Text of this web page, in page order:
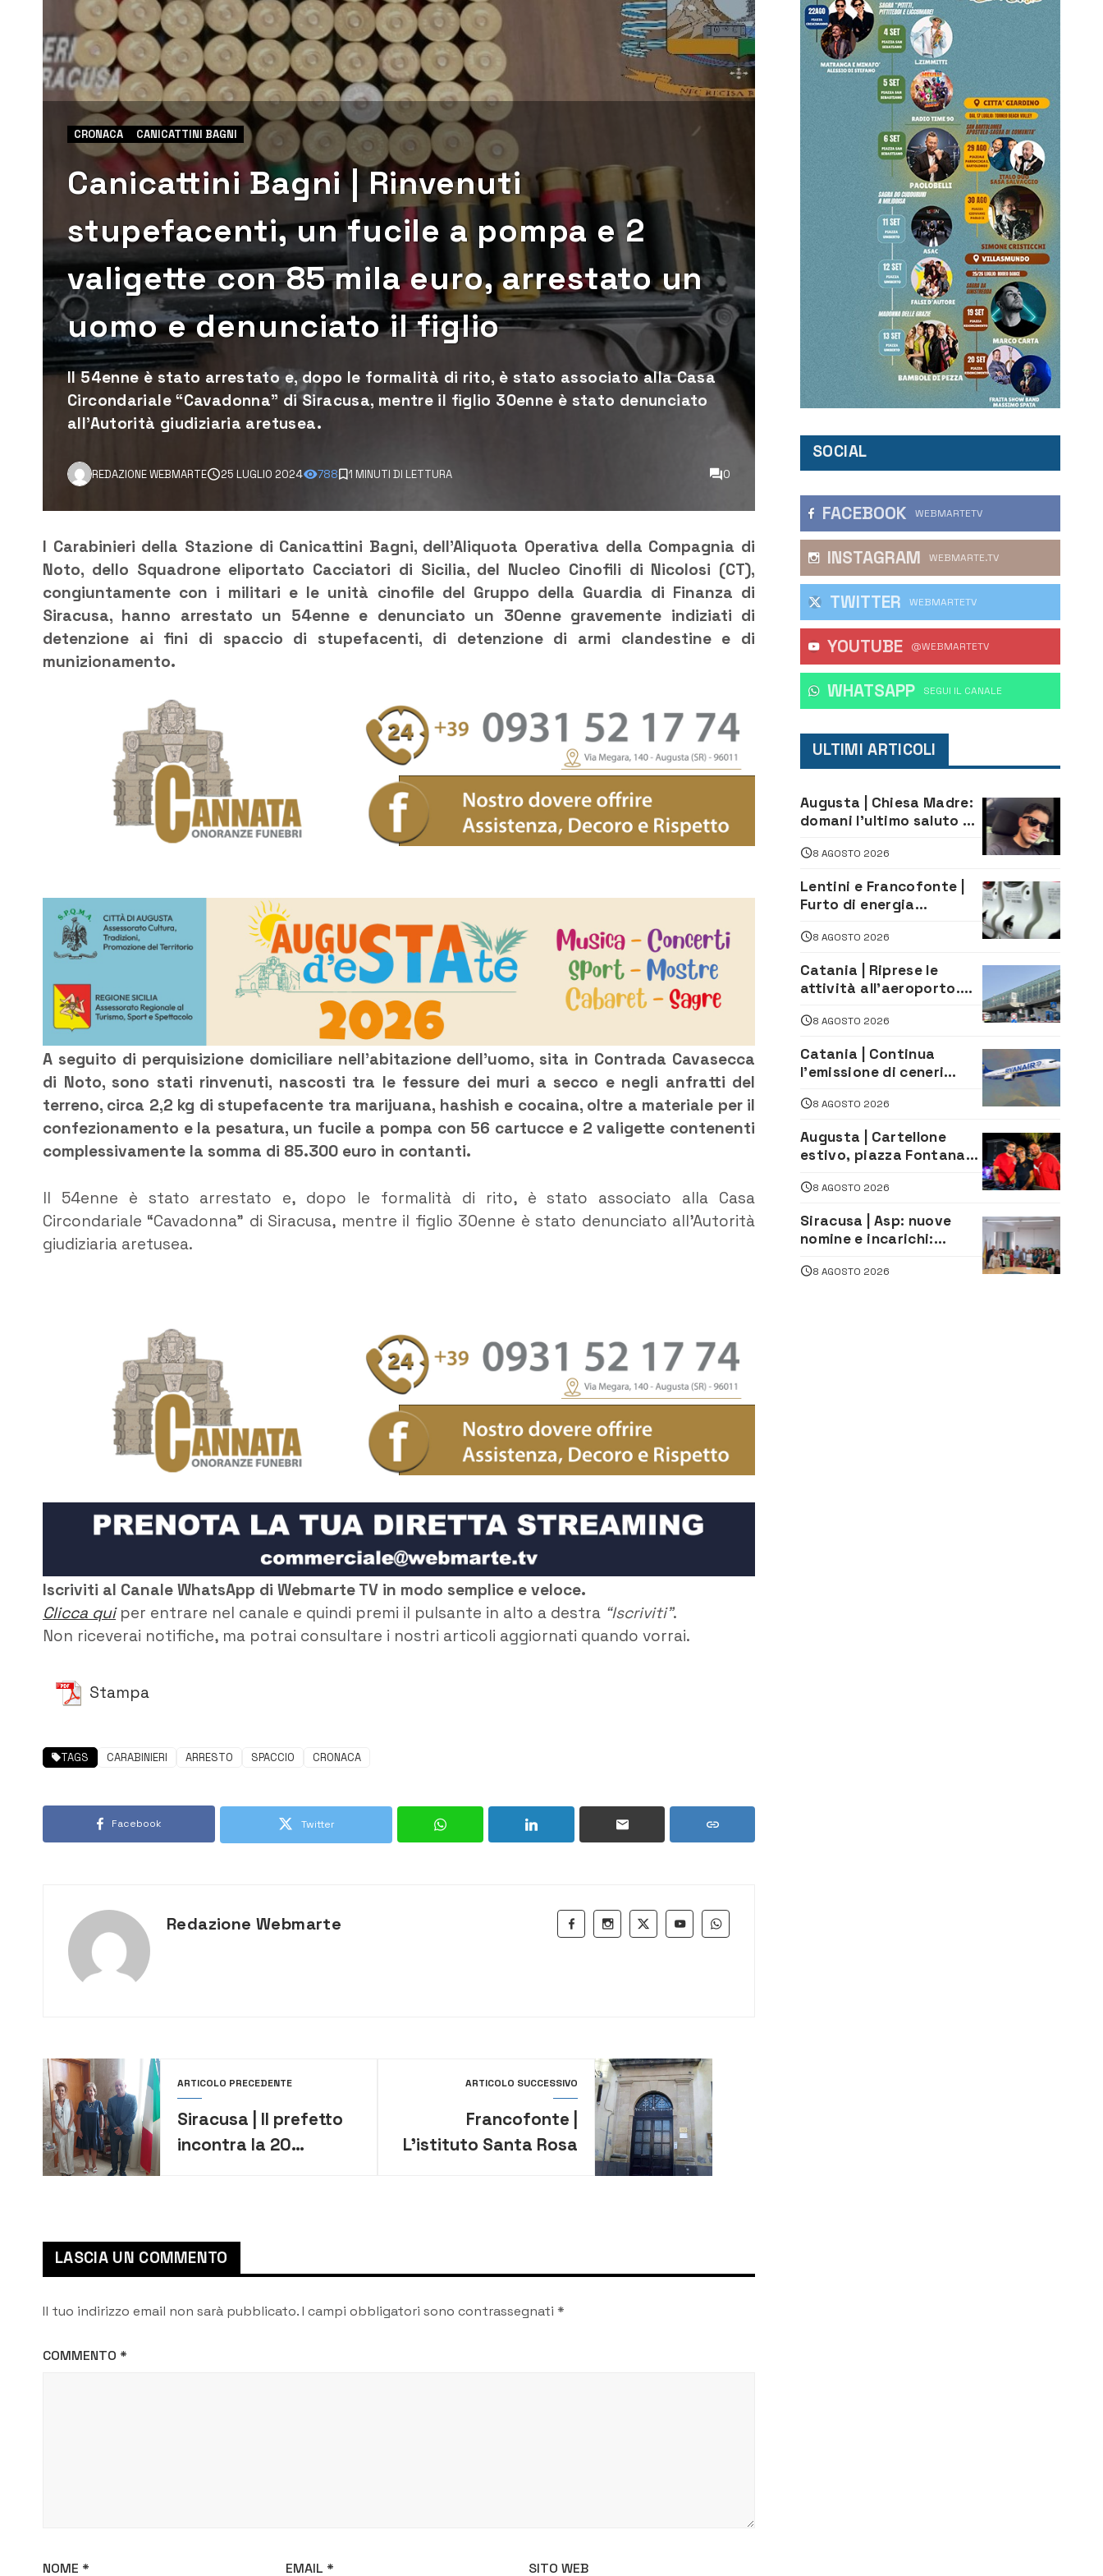
CRONACA CANICATTINI BAGNI
Canicattini Bagni | Rinvenuti
stupefacenti, un fucile a pompa e 2
valigette con 85 mila euro, arrestato un
uomo e denunciato il figlio
Il 54enne è stato arrestato e, dopo le formalità di rito, è stato associato alla Casa
Circondariale “Cavadonna” di Siracusa, mentre il figlio 30enne è stato denunciato
all’Autorità giudiziaria aretusea.
REDAZIONE WEBMARTE 25 LUGLIO 2024 788 1 MINUTI DI LETTURA 0
I Carabinieri della Stazione di Canicattini Bagni, dell’Aliquota Operativa della Compagnia di
Noto, dello Squadrone eliportato Cacciatori di Sicilia, del Nucleo Cinofili di Nicolosi (CT),
congiuntamente con i militari e le unità cinofile del Gruppo della Guardia di Finanza di
Siracusa, hanno arrestato un 54enne e denunciato un 30enne gravemente indiziati di
detenzione ai fini di spaccio di stupefacenti, di detenzione di armi clandestine e di
munizionamento.
A seguito di perquisizione domiciliare nell’abitazione dell’uomo, sita in Contrada Cavasecca
di Noto, sono stati rinvenuti, nascosti tra le fessure dei muri a secco e negli anfratti del
terreno, circa 2,2 kg di stupefacente tra marijuana, hashish e cocaina, oltre a materiale per il
confezionamento e la pesatura, un fucile a pompa con 56 cartucce e 2 valigette contenenti
complessivamente la somma di 85.300 euro in contanti.
Il 54enne è stato arrestato e, dopo le formalità di rito, è stato associato alla Casa
Circondariale “Cavadonna” di Siracusa, mentre il figlio 30enne è stato denunciato all’Autorità
giudiziaria aretusea.
Iscriviti al Canale WhatsApp di Webmarte TV in modo semplice e veloce.
Clicca quiper entrare nel canale e quindi premi il pulsante in alto a destra “Iscriviti”.
Non riceverai notifiche, ma potrai consultare i nostri articoli aggiornati quando vorrai.
Stampa
TAGS CARABINIERI ARRESTO SPACCIO CRONACA
Facebook Twitter
Redazione Webmarte
ARTICOLO PRECEDENTE
Siracusa | Il prefetto
incontra la 20
ARTICOLO SUCCESSIVO
Francofonte |
L’istituto Santa Rosa
LASCIA UN COMMENTO
Il tuo indirizzo email non sarà pubblicato.I campi obbligatori sono contrassegnati *
COMMENTO *
NOME * EMAIL * SITO WEB
SOCIAL
FACEBOOK WEBMARTETV
INSTAGRAM WEBMARTE.TV
TWITTER WEBMARTETV
YOUTUBE @WEBMARTETV
WHATSAPP ‎SEGUI IL CANALE
ULTIMI ARTICOLI
Augusta | Chiesa Madre:
domani l’ultimo saluto ad
morto in un incidente
8 AGOSTO 2026
Lentini e Francofonte |
Furto di energia
persone
8 AGOSTO 2026
Catania | Riprese le
attività all’aeroporto.
arrivo e in partenza
8 AGOSTO 2026
Catania | Continua
l’emissione di ceneri
attività all’aeroporto di
Fontanarossa
8 AGOSTO 2026
Augusta | Cartellone
estivo, piazza Fontana
caraibica con Andrea
8 AGOSTO 2026
Siracusa | Asp: nuove
nomine e incarichi:
di Sanità pubblica,
8 AGOSTO 2026